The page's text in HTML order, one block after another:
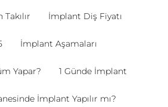
İmplant Diş Fiyatı
İmplant Aşamaları
Yapar? 1 Günde İmplant
İmplant Yapılır mı?